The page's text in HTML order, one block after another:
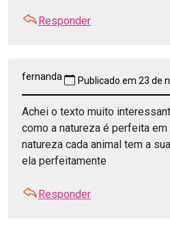
Responder
fernanda Publicado em 23 de
Achei o texto muito
como a natureza é perfeita
natureza cada animal tem a
ela perfeitamente
Responder